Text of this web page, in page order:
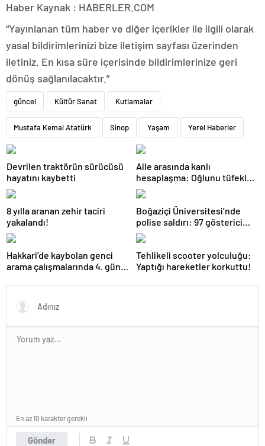
Haber Kaynak : HABERLER.COM
“Yayınlanan tüm haber ve diğer içerikler ile ilgili olarak
yasal bildirimlerinizi bize iletişim sayfası üzerinden
iletiniz. En kısa süre içerisinde bildirimlerinize geri
dönüş sağlanılacaktır.”
güncel Kültür Sanat Kutlamalar
Mustafa Kemal Atatürk Sinop Yaşam Yerel Haberler
Devrilen traktörün sürücüsü
hayatını kaybetti
Aile arasında kanlı
hesaplaşma: Oğlunu tüfekle
öldürdü!
8 yılla aranan zehir taciri
yakalandı!
Boğaziçi Üniversitesi’nde
polise saldırı: 97 gösterici
gözaltında
Hakkari’de kaybolan genci
arama çalışmalarında 4. gün:
omzu çıktı!
Tehlikeli scooter yolculuğu:
Yaptığı hareketler korkuttu!
Gönder
En az 10 karakter gerekli